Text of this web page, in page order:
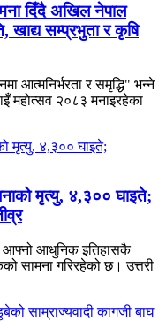
दिँदै अखिल नेपाल
खाद्य सम्प्रभुता र कृषि
आत्मनिर्भरता र समृद्धि" भन्ने
महोत्सव २०८३ मनाइरहेका
मृत्यु, ४,३०० घाइते;
आधुनिक इतिहासकै
सामना गरिरहेको छ। उत्तरी